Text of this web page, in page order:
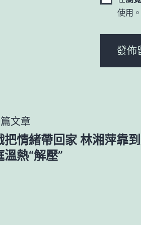
使用。
文章
把情緒帶回家 林湘萍靠
溫熱“解壓”